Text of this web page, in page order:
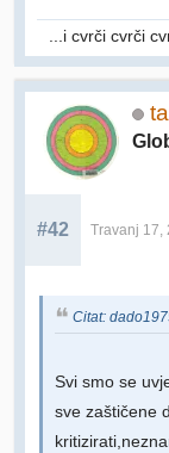
...i cvrči cvrči
#42 Travanj 17,
Citat:
Svi smo se
sve zaštičene